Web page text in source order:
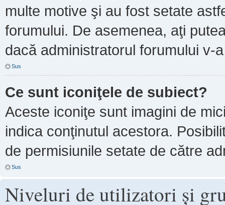
multe motive şi au fost setate
forumului. De asemenea, aţi
dacă administratorul forumului v-
Sus
Ce sunt iconiţele de subiect?
Aceste iconiţe sunt imagini de
indica conţinutul acestora.
de permisiunile setate de către
Sus
Niveluri de utilizatori şi